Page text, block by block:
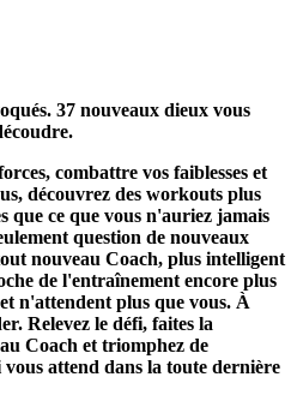
37 nouveaux dieux vous
combattre vos faiblesses et
découvrez des workouts plus
que ce que vous n'auriez jamais
question de nouveaux
nouveau Coach, plus intelligent
de l'entraînement encore plus
n'attendent plus que vous. À
Relevez le défi, faites la
Coach et triomphez de
attend dans la toute dernière